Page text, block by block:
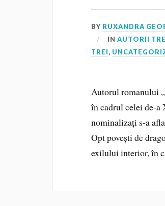
BY RUXANDRA
INAUTORII
TREI,
Autorul romanului
în cadrul celei de-
nominalizați s-a
Opt povești de
exilului interior, în